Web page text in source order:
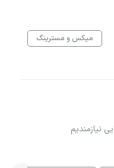
میکس و مسترینگ
نیازمندیم